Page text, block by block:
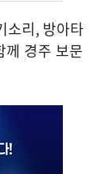
소리, 방아타
께 경주 보문